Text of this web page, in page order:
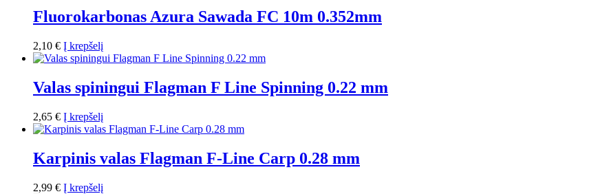
Fluorokarbonas Azura Sawada FC 10m 0.352mm
2,10 € Į krepšelį
Valas spiningui Flagman F Line Spinning 0.22 mm
2,65 € Į krepšelį
Karpinis valas Flagman F-Line Carp 0.28 mm
2,99 € Į krepšelį